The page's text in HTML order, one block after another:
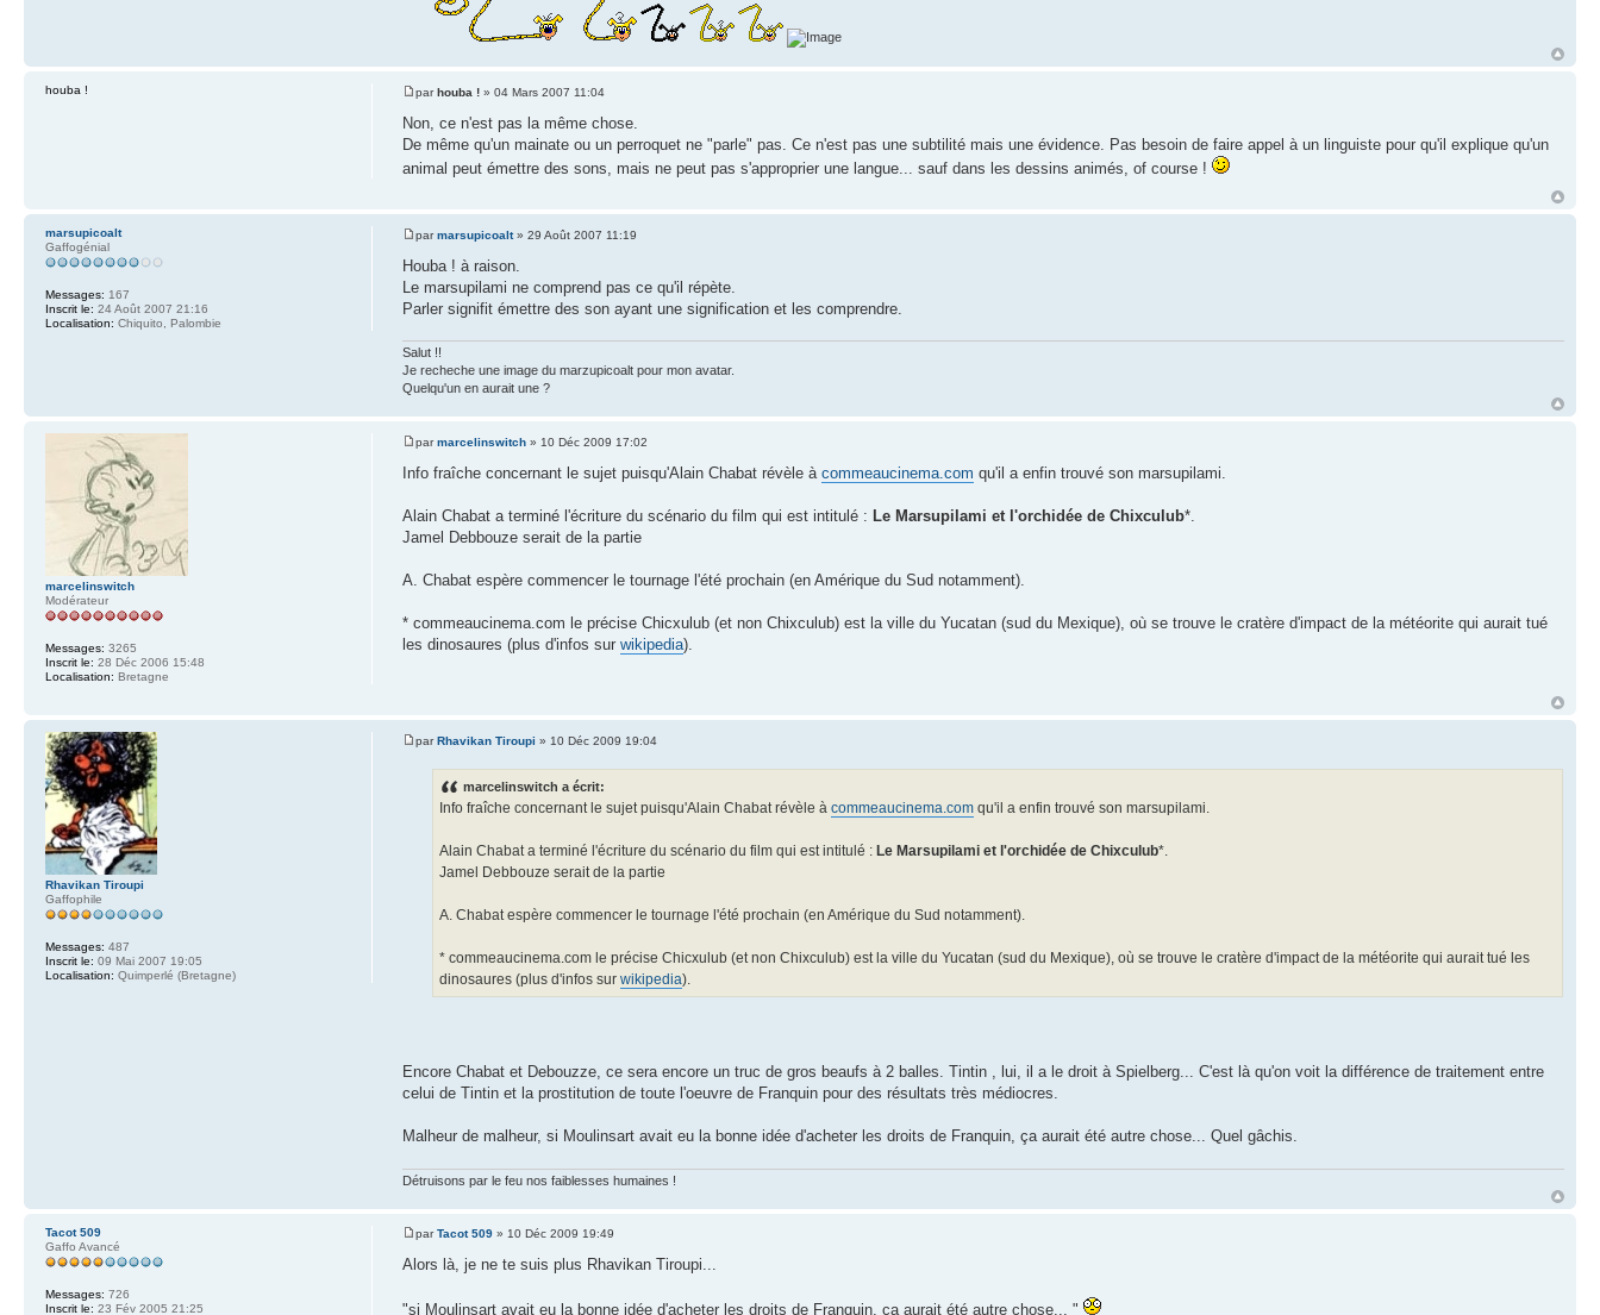
parhouba ! » 04 Mars 2007 11:04
Non, ce n'est pas la même chose.
De même qu'un mainate ou un perroquet ne "parle" pas. Ce n'est pas une subtilité mais une évidence. Pas besoin de faire appel à un linguiste pour qu'il explique qu'un
animal peut émettre des sons, mais ne peut pas s'approprier une langue... sauf dans les dessins animés, of course !
houba !
parmarsupicoalt» 29 Août 2007 11:19
Houba ! à raison.
Le marsupilami ne comprend pas ce qu'il répète.
Parler signifit émettre des son ayant une signification et les comprendre.
Salut !!
Je recheche une image du marzupicoalt pour mon avatar.
Quelqu'un en aurait une ?
marsupicoalt
Gaffogénial
Messages: 167
Inscrit le: 24 Août 2007 21:16
Localisation: Chiquito, Palombie
parmarcelinswitch » 10 Déc 2009 17:02
Info fraîche concernant le sujet puisqu'Alain Chabat révèle àcommeaucinema.com qu'il a enfin trouvé son marsupilami.
Alain Chabat a terminé l'écriture du scénario du film qui est intitulé : Le Marsupilami et l'orchidée de Chixculub*.
Jamel Debbouze serait de la partie
A. Chabat espère commencer le tournage l'été prochain (en Amérique du Sud notamment).
* commeaucinema.com le précise Chicxulub (et non Chixculub) est la ville du Yucatan (sud du Mexique), où se trouve le cratère d'impact de la météorite qui aurait tué
les dinosaures (plus d'infos surwikipedia).
marcelinswitch
Modérateur
Messages: 3265
Inscrit le: 28 Déc 2006 15:48
Localisation: Bretagne
parRhavikan Tiroupi » 10 Déc 2009 19:04
marcelinswitch a écrit:
Info fraîche concernant le sujet puisqu'Alain Chabat révèle àcommeaucinema.com qu'il a enfin trouvé son marsupilami.
Alain Chabat a terminé l'écriture du scénario du film qui est intitulé : Le Marsupilami et l'orchidée de Chixculub*.
Jamel Debbouze serait de la partie
A. Chabat espère commencer le tournage l'été prochain (en Amérique du Sud notamment).
* commeaucinema.com le précise Chicxulub (et non Chixculub) est la ville du Yucatan (sud du Mexique), où se trouve le cratère d'impact de la météorite qui aurait tué les
dinosaures (plus d'infos surwikipedia).
Encore Chabat et Debouzze, ce sera encore un truc de gros beaufs à 2 balles. Tintin , lui, il a le droit à Spielberg... C'est là qu'on voit la différence de traitement entre
celui de Tintin et la prostitution de toute l'oeuvre de Franquin pour des résultats très médiocres.
Malheur de malheur, si Moulinsart avait eu la bonne idée d'acheter les droits de Franquin, ça aurait été autre chose... Quel gâchis.
Détruisons par le feu nos faiblesses humaines !
Rhavikan Tiroupi
Gaffophile
Messages: 487
Inscrit le: 09 Mai 2007 19:05
Localisation: Quimperlé (Bretagne)
parTacot 509 » 10 Déc 2009 19:49
Alors là, je ne te suis plus Rhavikan Tiroupi...
"si Moulinsart avait eu la bonne idée d'acheter les droits de Franquin, ça aurait été autre chose... "
Tacot 509
Gaffo Avancé
Messages: 726
Inscrit le: 23 Fév 2005 21:25